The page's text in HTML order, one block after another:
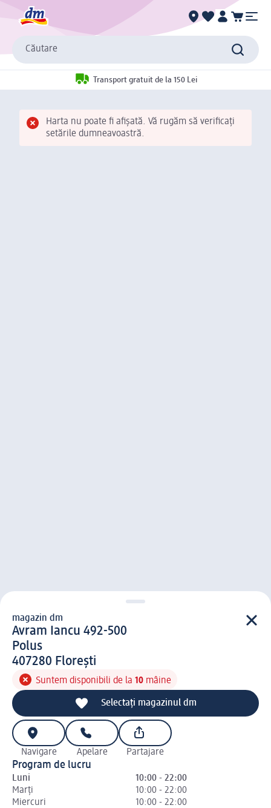
Căutare
Transport gratuit de la 150 Lei
Harta nu poate fi afișată. Vă rugăm să verificați
setările dumneavoastră.
magazin d m
magazin dm
Avram Iancu 492-500
Polus
4 0 7 2 8 0
407280 Floreşti
Suntem disponibili de la 10 mâine
Selectați magazinul dm
Navigare Apelare Partajare
Program de lucru
Luni
10:00 - 22:00
Marți
10:00 - 22:00
Miercuri
10:00 - 22:00